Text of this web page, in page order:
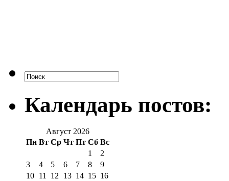
Календарь постов:
Август 2026
Пн Вт Ср Чт Пт Сб Вс
1
2
3
4 5 6 7 8
9
10 11 12 13 14 15 16